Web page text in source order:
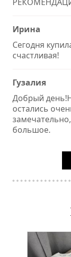
Ирина
Сегодня
счастливая!
Гузалия
Добрый
остались
большое.